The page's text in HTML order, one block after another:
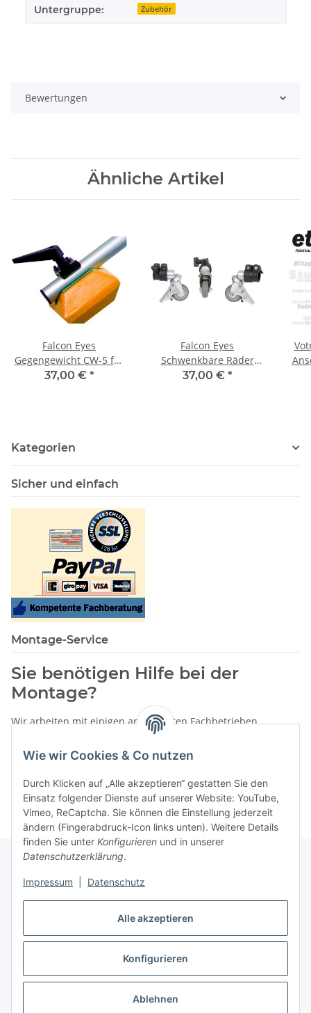
Alle akzeptieren
Konfigurieren
Ablehnen
Wie wir Cookies & Co nutzen
Durch Klicken auf „Alle akzeptieren“ gestatten Sie den
Einsatz folgender Dienste auf unserer Website: YouTube,
Vimeo, ReCaptcha. Sie können die Einstellung jederzeit
ändern (Fingerabdruck-Icon links unten). Weitere Details
finden Sie unter Konfigurieren und in unserer
Datenschutzerklärung.
Impressum Datenschutz
Untergruppe: Zubehör
Bewertungen
Ähnliche Artikel
Falcon Eyes
Gegengewicht CW-5 für
LSB-2
37,00 € *
Falcon Eyes
Schwenkbare Räder
PCA-19M 3 St. 19 mm
37,00 € *
Kategorien
Sicher und einfach
Montage-Service
Sie benötigen Hilfe bei der
Montage?
Wir arbeiten mit einigen anerkannten Fachbetrieben
Rufen Sie uns einfach an:
oder schreiben Sie uns eine eMail!
Gesetzliche Informationen
Vertrag widerrufen
Widerrufsbutton
* Alle Preise inkl. gesetzlicher USt., zzgl.Versand